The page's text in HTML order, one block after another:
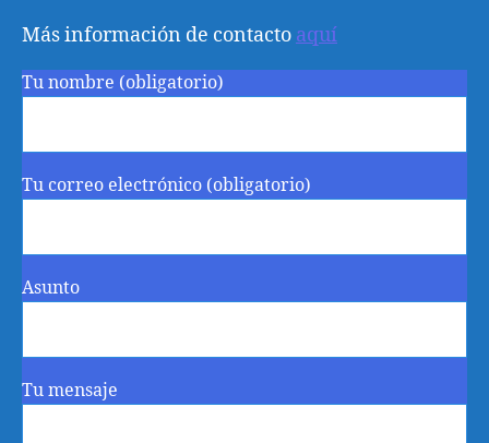
Más información de contacto aquí
Tu nombre (obligatorio)
Tu correo electrónico (obligatorio)
Asunto
Tu mensaje